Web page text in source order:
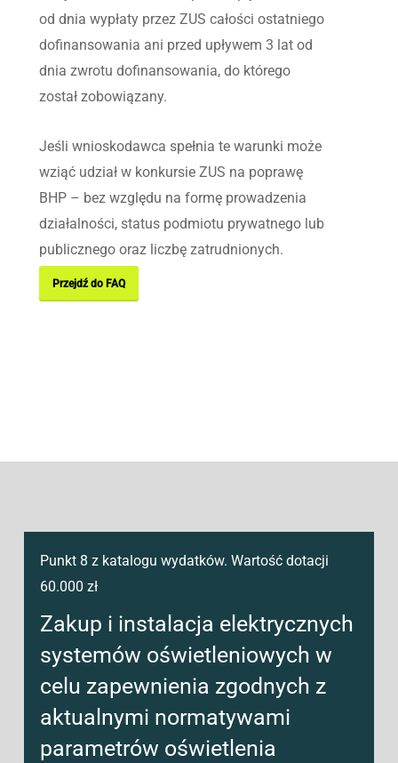
od dnia wypłaty przez ZUS całości ostatniego
dofinansowania ani przed upływem 3 lat od
dnia zwrotu dofinansowania, do którego
został zobowiązany.
Jeśli wnioskodawca spełnia te warunki może
wziąć udział w konkursie ZUS na poprawę
BHP – bez względu na formę prowadzenia
działalności, status podmiotu prywatnego lub
publicznego oraz liczbę zatrudnionych.
Przejdź do FAQ
Punkt 8 z katalogu wydatków. Wartość dotacji
60.000 zł
Zakup i instalacja elektrycznych
systemów oświetleniowych w
celu zapewnienia zgodnych z
aktualnymi normatywami
parametrów oświetlenia